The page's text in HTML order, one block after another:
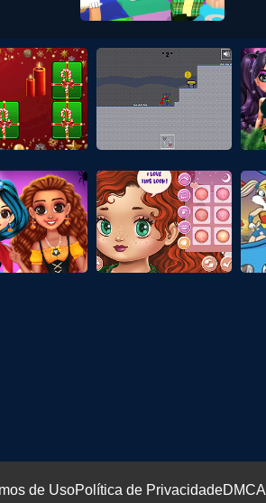
de UsoPolítica de PrivacidadeDMCA